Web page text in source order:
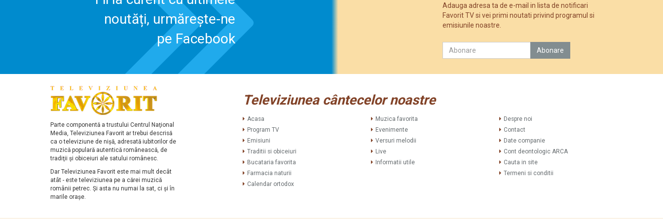
noutăți, urmărește-ne
pe Facebook
Adauga adresa ta de e-mail in lista de notificari
Favorit TV si vei primi noutati privind programul si
emisiunile noastre.
Parte componentă a trustului Centrul Naţional
Media, Televiziunea Favorit ar trebui descrisă
ca o televiziune de nişă, adresată iubitorilor de
muzică populară autentică românească, de
tradiţii şi obiceiuri ale satului românesc.
Dar Televiziunea Favorit este mai mult decât
atât - este televiziunea pe a cărei muzică
românii petrec. Şi asta nu numai la sat, ci şi în
marile oraşe.
Televiziunea cântecelor noastre
Acasa
Program TV
Emisiuni
Traditii si obiceiuri
Bucataria favorita
Farmacia naturii
Calendar ortodox
Muzica favorita
Evenimente
Versuri melodii
Live
Informatii utile
Despre noi
Contact
Date companie
Cont deontologic ARCA
Cauta in site
Termeni si conditii